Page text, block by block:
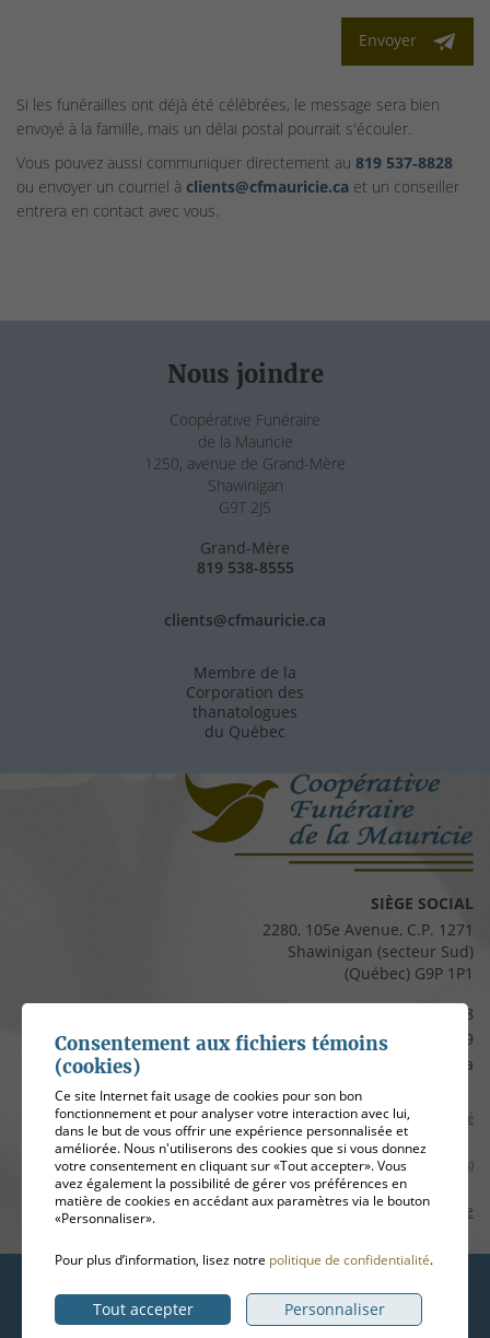
Envoyer
Si les funérailles ont déjà été célébrées, le message sera bien
envoyé à la famille, mais un délai postal pourrait s'écouler.
Vous pouvez aussi communiquer directement au 819 537‑8828
ou envoyer un courriel à clients@cfmauricie.ca et un conseiller
entrera en contact avec vous.
Nous joindre
Coopérative Funéraire
de la Mauricie
1250, avenue de Grand-Mère
Shawinigan
G9T 2J5
Grand-Mère
819 538-8555
clients@cfmauricie.ca
Membre de la
Corporation des
thanatologues
du Québec
SIÈGE SOCIAL
2280, 105e Avenue, C.P. 1271
Shawinigan (secteur Sud)
(Québec) G9P 1P1
819 537-8828
Télécopieur :819 537-8829
clients@cfmauricie.ca
Conditions d’utilisation et politique de confidentialité
Gérer mes témoins (cookies)
Plan de site
Hébergement
ADN communication
Consentement aux fichiers témoins
(cookies)
Ce site Internet fait usage de cookies pour son bon
fonctionnement et pour analyser votre interaction avec lui,
dans le but de vous offrir une expérience personnalisée et
améliorée. Nous n'utiliserons des cookies que si vous donnez
votre consentement en cliquant sur «Tout accepter». Vous
avez également la possibilité de gérer vos préférences en
matière de cookies en accédant aux paramètres via le bouton
«Personnaliser».
Pour plus d’information, lisez notre politique de confidentialité.
Tout accepter Personnaliser